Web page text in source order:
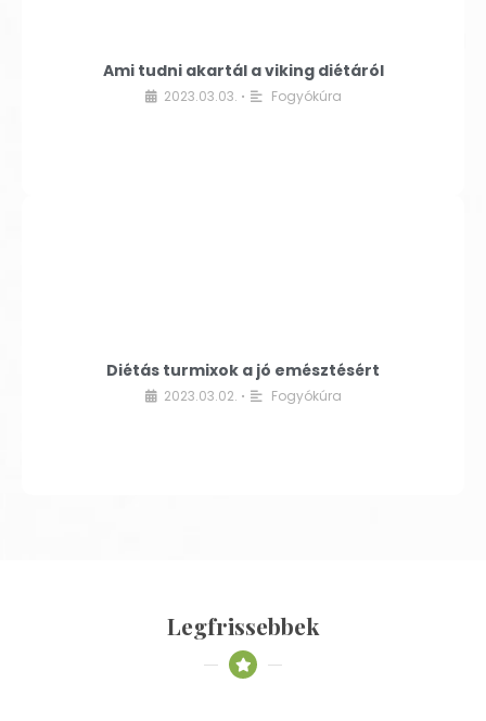
Ami tudni akartál a viking diétáról
2023.03.03. • Fogyókúra
Diétás turmixok a jó emésztésért
2023.03.02. • Fogyókúra
Legfrissebbek